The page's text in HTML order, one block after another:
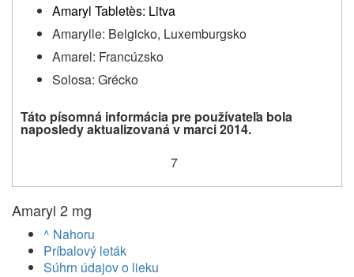
Amaryl Tabletès: Litva
Amarylle: Belgicko, Luxemburgsko
Amarel: Francúzsko
Solosa: Grécko
Táto písomná informácia pre používateľa bola
naposledy aktualizovaná v marci 2014.
7
Amaryl 2 mg
^ Nahoru
Príbalový leták
Súhrn údajov o lieku